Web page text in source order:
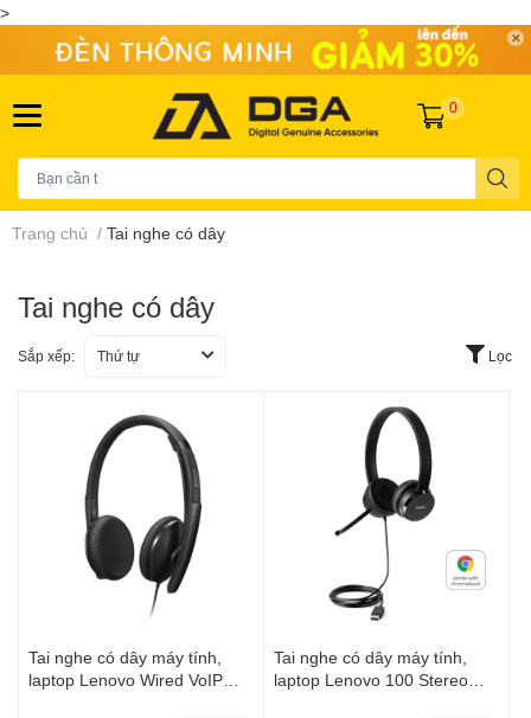
>
0
Trang chủ / Tai nghe có dây
Tai nghe có dây
Sắp xếp: Thứ tự Lọc
Tai nghe có dây máy tính,
laptop Lenovo Wired VoIP
Tai nghe có dây máy tính,
laptop Lenovo 100 Stereo